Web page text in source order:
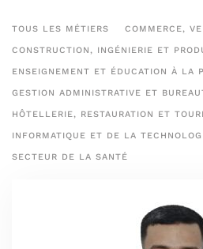
TOUS LES MÉTIERS COMMERCE,
CONSTRUCTION, INGÉNIERIE ET
ENSEIGNEMENT ET ÉDUCATION À LA
GESTION ADMINISTRATIVE ET
HÔTELLERIE, RESTAURATION ET
INFORMATIQUE ET DE LA
SECTEUR DE LA SANTÉ